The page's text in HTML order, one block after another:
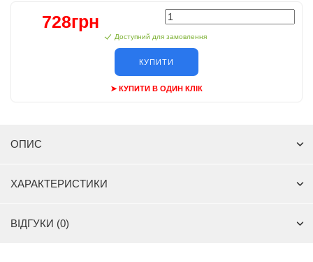
728грн
Доступний для замовлення
КУПИТИ
➤ КУПИТИ В ОДИН КЛІК
ОПИС
ХАРАКТЕРИСТИКИ
ВІДГУКИ (0)